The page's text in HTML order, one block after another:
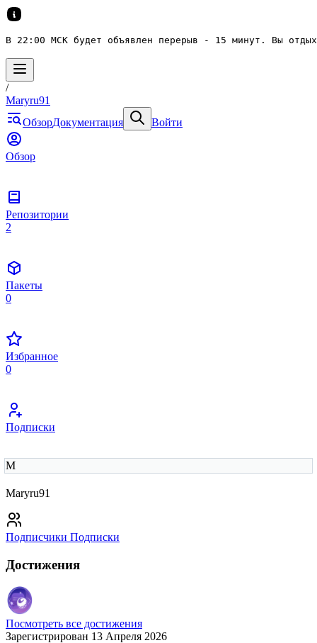
В 22:00 МСК будет объявлен перерыв - 15 минут. Вы
/
Maryru91
ОбзорДокументация Войти
Обзор
Репозитории
2
Пакеты
0
Избранное
0
Подписки
M
Maryru91
Подписчики Подписки
Достижения
Посмотреть все достижения
Зарегистрирован 13 Апреля 2026